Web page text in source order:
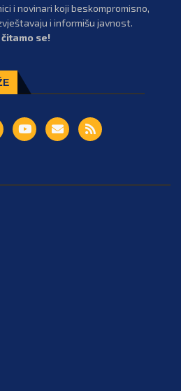
i novinari koji beskompromisno,
i informišu javnost.
se!